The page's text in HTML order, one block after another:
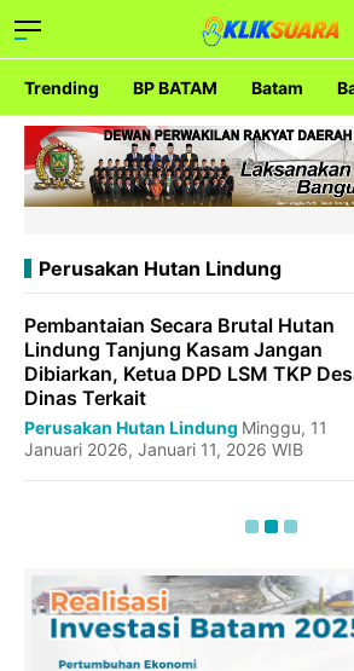
Trending BP BATAM Batam
Perusakan Hutan Lindung
Pembantaian Secara Brutal Hutan
Lindung Tanjung Kasam Jangan
Dibiarkan, Ketua DPD LSM TKP
Dinas Terkait
Perusakan Hutan Lindung Minggu, 11
Januari 2026, Januari 11, 2026 WIB